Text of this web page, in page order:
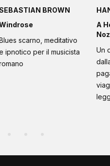
BROWN
scarno, meditativo
ipnotico per il musicista
A
Noz
Un